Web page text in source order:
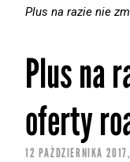
Plus na razie nie
Plus na
oferty
12 PAŹDZIERNIKA